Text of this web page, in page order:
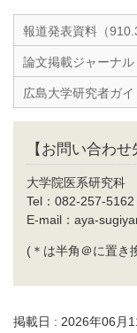
報道発表資料（
論文掲載ジャーナ
広島大学研究者ガ
【お問い合わせ
大学院医系研究
Tel：082-257-
E-mail：aya-
(＊は半角＠に置き
掲載日 : 2026年06月